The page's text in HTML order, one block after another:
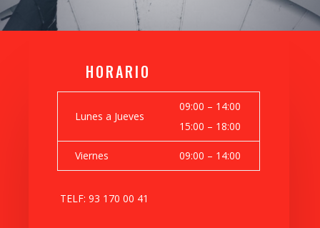
HORARIO
Lunes a Jueves
09:00 – 14:00
15:00 – 18:00
Viernes 09:00 – 14:00
TELF: 93 170 00 41